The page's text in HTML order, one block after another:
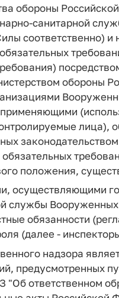
обороны
санитарной
соответственно)
обороны
лица),
положения,
осуществляющими
службы
обязанности
(далее -
надзора
предусмотренных
"Об ответственном